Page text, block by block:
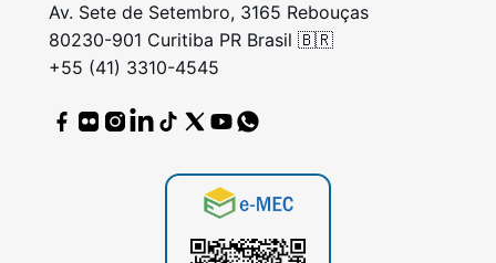
Av. Sete de Setembro, 3165 Rebouças
80230-901 Curitiba PR Brasil 🇧🇷
+55 (41) 3310-4545